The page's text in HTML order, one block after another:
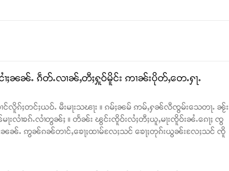
ႈၼၼ်ႉ ၵဵတ်ႉလၢၼ်ႇတီႈႁူဝ်မိူင်း ဢၢၼ်းပိုတ်ႇတေႉႁႃႉ
လိူၵ်ႈတင်ႈယဝ်ႉ မီးမႃးသၽႃး ။ ၵမ်ႈၼမ် ဢမ်ႇႁၼ်လီၸွမ်းသေတႃႉ ၼႂ်း
းလၢႆၶၵ်ႉလၢႆတွၼ်ႈ ။ တႅၼ်း ၽွင်းၸိူဝ်းလႆႈတီႈယူႇမႃးၸိူဝ်းၼႆႉၵေႃႈ ၸွ
ၼ်ႉ ဢွၼ်ၵၼ်တၢင်ႇၶေႃႈထၢမ်လႄႈသင် ၶေႃႈတုၵ်းယွၼ်းလႄႈသင် ၸိူ